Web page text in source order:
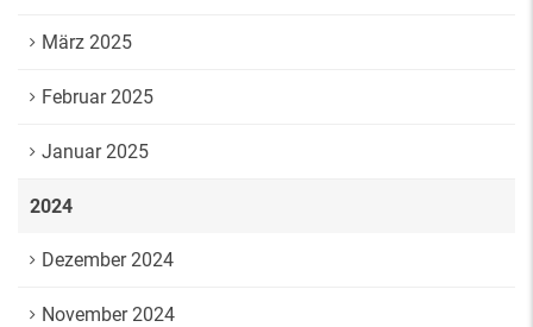
März 2025
Februar 2025
Januar 2025
2024
Dezember 2024
November 2024